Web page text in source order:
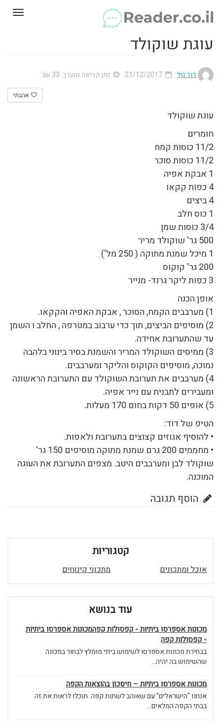
עוגת שוקולד
דוד גול זמן קריאה מוערך: 33 שנ'
אהבתי
עוגת שוקולד
חומרים
11/2 כוסות קמח
11/2 כוסות סוכר
1 אבקת אפיה
4 כפות קקאו
4 ביצים
1 כוס חלב
3/4 כוסות שמן
500 גר' שוקולד מריר
1 מיכל שמנת מתוקה ( 250 מל')
200 גר' קוקוס
3 כפות ליקר גרנד- מנייר
אופן הכנה
1) מערבבים הקמח, הסוכר , אבקת האפיה והקקאו.
2) מוסיפים הביצים, תוך כדי ערבוב במטרפה , החלב ו השמן
עד שהתערובת אחידה.
3) ממיסים השוקולד המריר והשמנת בסיר בינוני בלהבה
נמוכה, מוסיפים הקוקוס והליקר ומערבבים.
4) מערבבים את תערובת השוקולד עם התערובת הראשונה
ומעבירים לתבנית עם נייר אפיה.
5) אופים 50 דקות בחום 170 מעלות.
הטיפ של דוד:
• להוסיף אגוזים קצוצים בתערובת ולאפות.
• מחממים 200 גרם שמנת מתוקה מוסיפים 150 גר'
שוקולד לבן ומערבבים היטב. מצפים התערובת את העוגה
המוכנה.
הוסף תגובה
קטגוריות
אוכל ומתכונים מתכוני קינוחים
עוד בנושא
מכונות אספרסו ביתיות - קפסולות קפהמכונות אספרסו ביתיות
- קפסולות קפה
בבחירת מכונות אספרסו לשימוש ביתי מומלץ לבחור במכונה
שהשימוש בה יהיה...
מכונות אספרסו ביתיות – חיסכון בהוצאות הקפה
אנחנו "הישראלים" עם שאוהב לשתות קפה. תוכלו לראות את זה
בבתי הקפה המלאים...